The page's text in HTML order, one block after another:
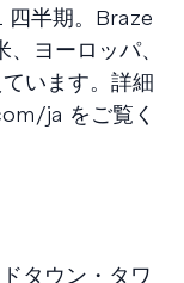
四半期。Braze
ヨーロッパ、
います。詳細
ja をご覧く
タウン・タワ